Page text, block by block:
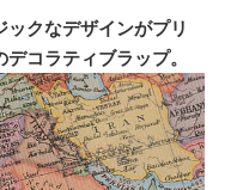
クなデザインがプリ
コラティブラップ。